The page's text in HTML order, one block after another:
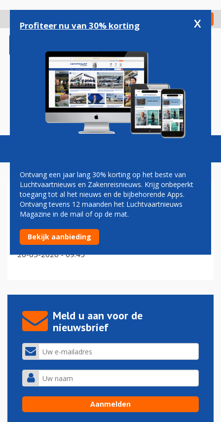
gaan
Check in
Magazine Podcasts Vacatures
MARRAKESH
Royal Air Maroc schrapt route vanaf Brussels Airport
door hoge brandstofprijzen
26-05-2026 - 09:45
Meld u aan voor de
nieuwsbrief
Profiteer nu van 30% korting x
Ontvang een jaar lang 30% korting op het beste van
Luchtvaartnieuws en Zakenreisnieuws. Krijg onbeperkt
toegang tot al het nieuws en de bijbehorende Apps.
Ontvang tevens 12 maanden het Luchtvaartnieuws
Magazine in de mail of op de mat.
Bekijk aanbieding